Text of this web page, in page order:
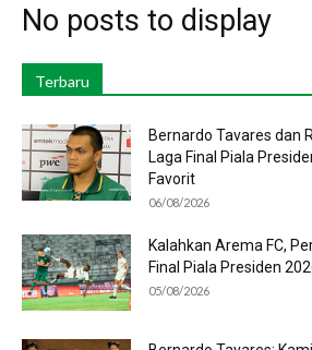
No posts to display
Terbaru
Bernardo Tavares dan
Laga Final Piala
Favorit
06/08/2026
Kalahkan Arema FC,
Final Piala Presiden
05/08/2026